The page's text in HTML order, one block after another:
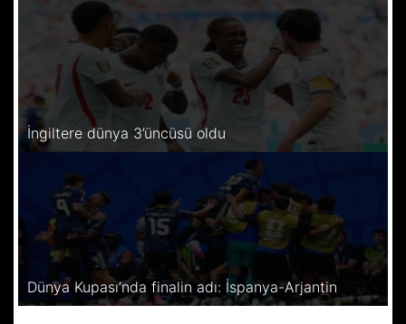
İngiltere dünya 3’üncüsü oldu
Dünya Kupası’nda finalin adı: İspanya-Arjantin